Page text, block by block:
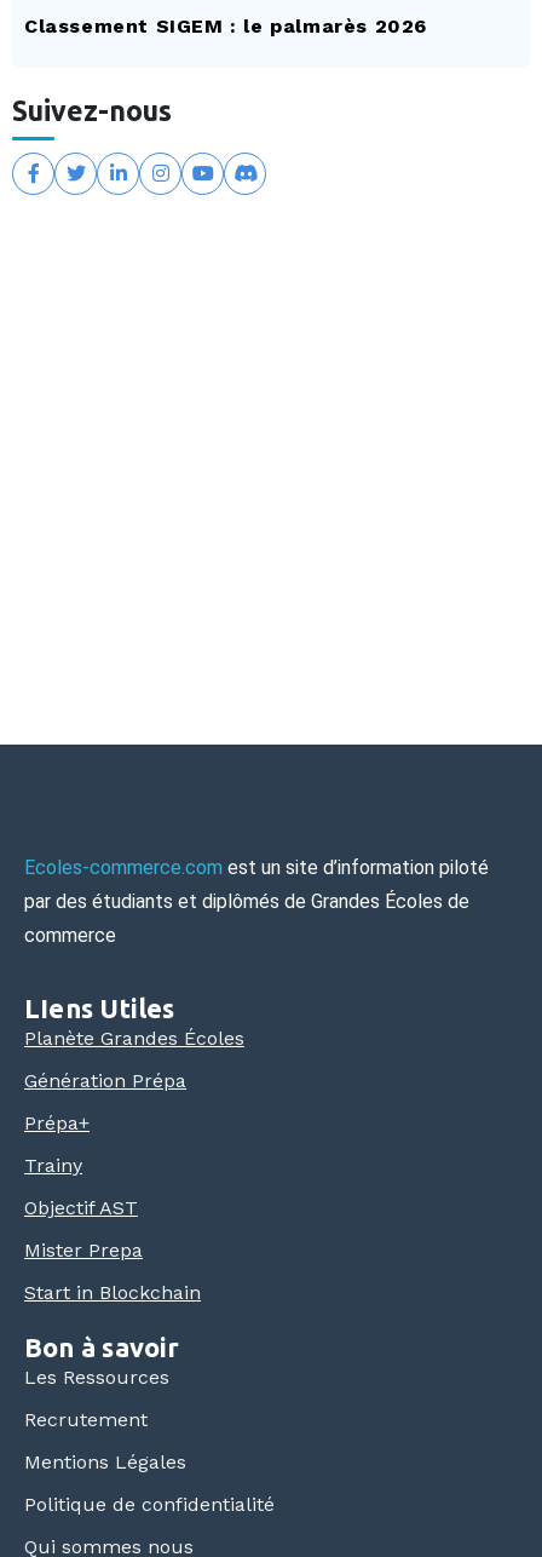
Classement SIGEM : le palmarès 2026
Suivez-nous
Ecoles-commerce.com est un site d’information piloté
par des étudiants et diplômés de Grandes Écoles de
commerce
LIens Utiles
Planète Grandes Écoles
Génération Prépa
Prépa+
Trainy
Objectif AST
Mister Prepa
Start in Blockchain
Bon à savoir
Les Ressources
Recrutement
Mentions Légales
Politique de confidentialité
Qui sommes nous